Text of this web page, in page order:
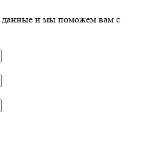
данные и мы поможем вам с